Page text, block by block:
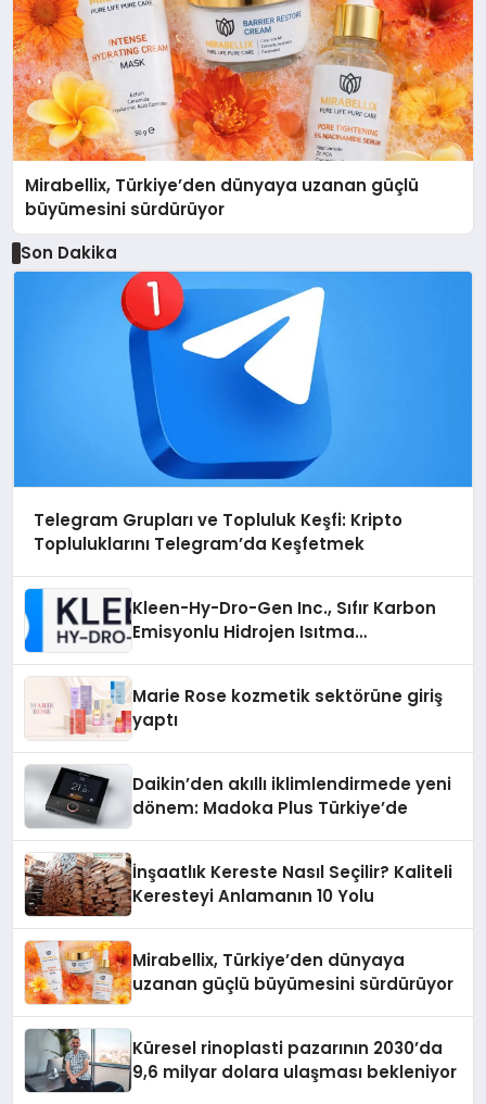
Mirabellix, Türkiye’den dünyaya uzanan güçlü
büyümesini sürdürüyor
Son Dakika
Telegram Grupları ve Topluluk Keşfi: Kripto
Topluluklarını Telegram’da Keşfetmek
Kleen-Hy-Dro-Gen Inc., Sıfır Karbon
Emisyonlu Hidrojen Isıtma
Marie Rose kozmetik sektörüne giriş
yaptı
Daikin’den akıllı iklimlendirmede yeni
dönem: Madoka Plus Türkiye’de
İnşaatlık Kereste Nasıl Seçilir? Kaliteli
Keresteyi Anlamanın 10 Yolu
Mirabellix, Türkiye’den dünyaya
uzanan güçlü büyümesini sürdürüyor
Küresel rinoplasti pazarının 2030’da
9,6 milyar dolara ulaşması bekleniyor